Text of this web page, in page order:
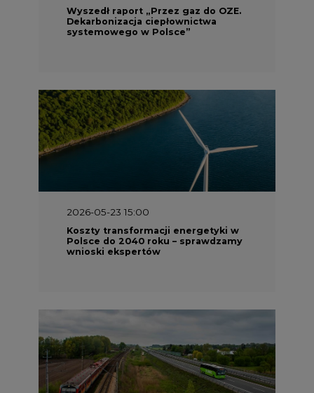
Wyszedł raport „Przez gaz do OZE.
Dekarbonizacja ciepłownictwa
systemowego w Polsce”
2026-05-23 15:00
Koszty transformacji energetyki w
Polsce do 2040 roku – sprawdzamy
wnioski ekspertów